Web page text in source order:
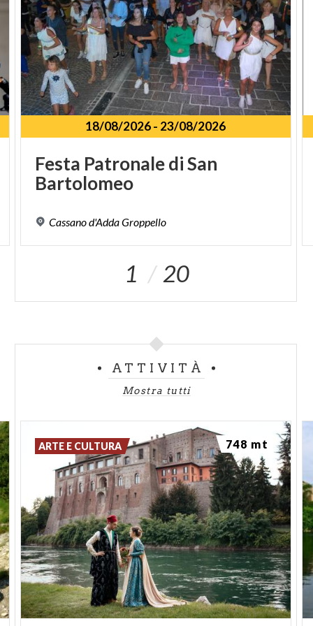
primo piano e nella cappella.
VILLA ROSALES BRAMBILLA:è uno dei palazzi più
antichi e amati della città. La facciata, che è rivolta
verso il canale della Muzza, è la parte più bella
dell’edificio perché presenta decorazioni in stile
rococò. Al suo interno la casa fu interamente
affrescata dai fratelli Galliari. Di particolare
suggestione è il salone al primo piano che è
decorato con motivi floreali, foglie e due paesaggi
marini ai lati della sala. Uno degli elementi che
giardino all’italiana suddiviso in quattro
terrazzamenti collegati tra loro da una maestosa
scalinata monumentale.
Le prime testimonianze della sua esistenza le
abbiamo da una nota ecclesiastica del 1385. Dopo
quella data la struttura subì nei secoli molteplici
1936 e il 1942. La facciata è divisa in due registri: su
quello inferiore troviamo le statue dei santi Zenone
e Carlo mentre su quello superiore le sante Eurosia e
Maria Maddalena. In cima troviamo la statua della
Santa Maria Immacolata. L’interno della chiesa è
formato da un'unica navata contornata da opere ed
affreschi di pregio.
CHIESA DI SAN DIONIGI:è difficile datare questa
chiesa, ma le prime testimonianze sì hanno nel 1615.
Fa parte oggi dei beni protetti dal FAI (Fondo
18/08/2026- 23/08/2026
Festa PatronalediSan
Bartolomeo
Cassanod'AddaGroppello
1 20
ATTIVITÀ
Mostra tutti
ARTE E CULTURA 748 mt